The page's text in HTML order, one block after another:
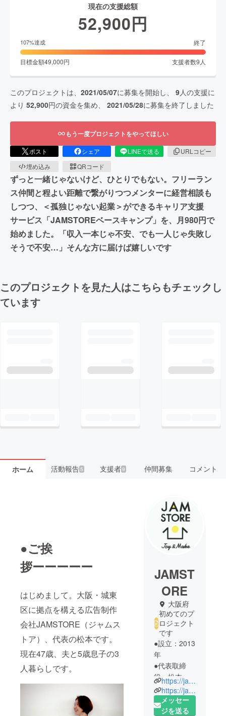
現在の支援総額
52,900円
107%達成 終了
目標金額49,000円 支援者数9 人
このプロジェクトは、 2021/05/07に募集を開始し、 9人の支援に
より 52,900円の資金を集め、 2021/05/28に募集を終了しました
もう一度プロジェクトをやってほしい
ポスト シェア LINEで送る
URLコピー
埋め込み
QRコード
ずっと一緒じゃないけど、ひとりでもない。フリーラン
ス仲間と程よい距離で繋がりつつメンターに経営相談も
しつつ、＜孤独じゃない起業＞ができるキャリア支援
サービス「JAMSTOREベースキャンプ」を、月980円で
始めました。「収入一本じゃ不安、でも一人じゃ失敗し
そうで不安…」そんな方に届けば嬉しいです
このプロジェクトを見た人はこちらもチェックし
ています
ホーム 活動報告5 支援者9 仲間募集 コメント
●ご挨
拶ーーーーー
はじめまして。大阪・城東
区に拠点を構える広告制作
会社JAMSTORE（ジャムス
トア）、代表の松本です。
現在47歳、夫と5歳息子の3
人暮らしです。
JAMST
ORE
大阪府
初めてのプ
ロジェクト
です
●設立：2013
年
●代表取締
役：松本裕
美（市位裕
美）※旧姓・
松本をビジ
https://jamstore-web.com/
https://jambasecamp.official.ec/
メッセー
ジを送る